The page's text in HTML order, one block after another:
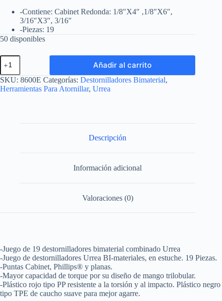
-Contiene: Cabinet Redonda: 1/8″X4″ ,1/8″X6″,
3/16″X3″, 3/16″
-Piezas: 19
50 disponibles
Juego
de
destornilladores
con
mango
Añadir al carrito
SKU: 8600E Categorías: Destornilladores Bimaterial,
Herramientas Para Atornillar, Urrea
Descripción
Información adicional
Valoraciones (0)
-Juego de 19 destornilladores bimaterial combinado Urrea
-Juego de destornilladores Urrea BI-materiales, en estuche. 19 Piezas.
-Puntas Cabinet, Phillips® y planas.
-Mayor capacidad de torque por su diseño de mango trilobular.
-Plástico rojo tipo PP resistente a la torsión y al impacto. Plástico negro
tipo TPE de caucho suave para mejor agarre.